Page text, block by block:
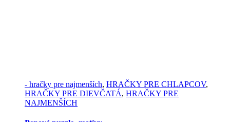
- hračky pre najmenších, HRAČKY PRE CHLAPCOV,
HRAČKY PRE DIEVČATÁ, HRAČKY PRE
NAJMENŠÍCH